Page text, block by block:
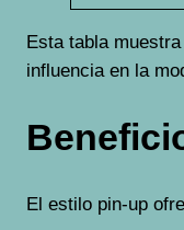
Esta tabla
influencia en la
El estilo pin-up